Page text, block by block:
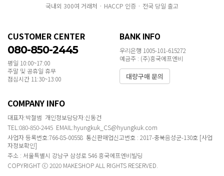
국내외 300여 거래처 · HACCP 인증 · 전국 당일 출고
CUSTOMER CENTER
080-850-2445
평일 10:00~17:00
주말 및 공휴일 휴무
점심시간 11:30~13:00
BANK INFO
우리은행 1005-101-615272
예금주 : (주)흥국에프엔비
대량구매 문의
COMPANY INFO
대표자:박철범 개인정보담당자:신동건
TEL:080-850-2445 EMAIL:hyungkuk_CS@hyungkuk.com
사업자 등록번호:766-85-00558 통신판매업신고번호 : 2017-충북음성군-130호 [사업
자정보확인]
주소 : 서울특별시 강남구 삼성로 546 흥국에프엔비빌딩
COPYRIGHT ⓒ 2020 MAKESHOP ALL RIGHTS RESERVED.